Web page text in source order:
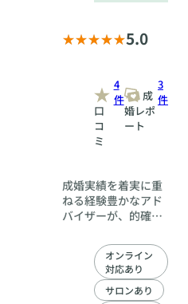
5.0
口
コ
ミ
4
件
成
婚レポ
ート
3
件
成婚実績を着実に重
ねる経験豊かなアド
バイザーが、的確な
らあなたを成婚へと
導いていきます。
オンライン
対応あり
サロンあり